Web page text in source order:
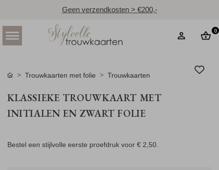
Geen verzendkosten > €200,-
0
Trouwkaarten met folie Trouwkaarten
KLASSIEKE TROUWKAART MET
INITIALEN EN ZWART FOLIE
Bestel een stijlvolle eerste proefdruk voor € 2,50.